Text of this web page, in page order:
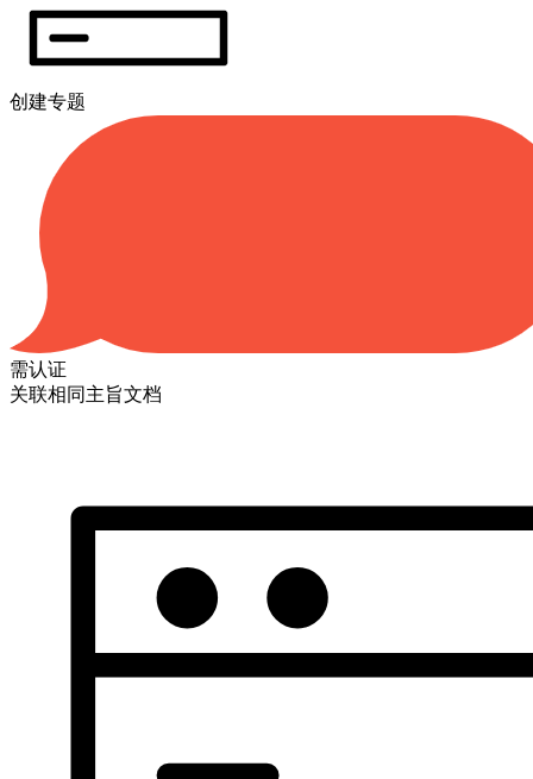
创建专题
需认证
关联相同主旨文档